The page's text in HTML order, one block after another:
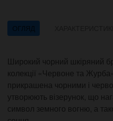
ОГЛЯД
Широкий чорний шкіряний
колекції «Червоне та
прикрашена чорними і
утворюють візерунок, що
символ земного вогню, а